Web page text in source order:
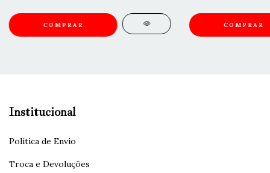
COMPRAR COMPRAR
Institucional
Política de Envio
Troca e Devoluções